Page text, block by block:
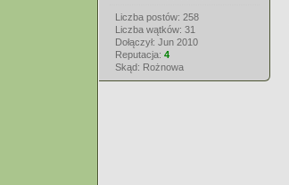
Liczba postów: 258
Liczba wątków: 31
Dołączył: Jun 2010
Reputacja: 4
Skąd: Rożnowa